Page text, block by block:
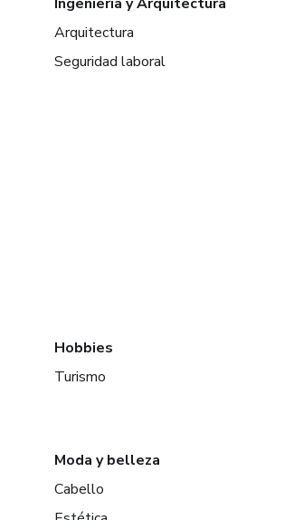
Arquitectura
Seguridad laboral
Hobbies
Turismo
Moda y belleza
Cabello